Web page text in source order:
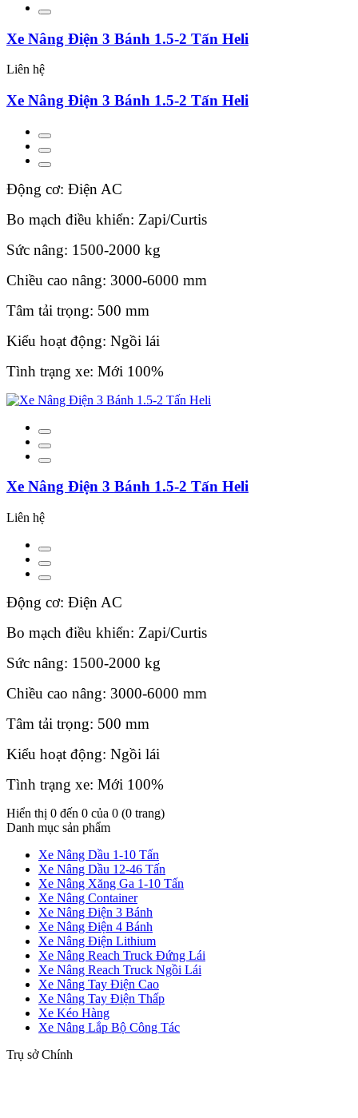
Xe Nâng Điện 3 Bánh 1.5-2 Tấn Heli
Liên hệ
Xe Nâng Điện 3 Bánh 1.5-2 Tấn Heli
Động cơ: Điện AC
Bo mạch điều khiển: Zapi/Curtis
Sức nâng: 1500-2000 kg
Chiều cao nâng: 3000-6000 mm
Tâm tải trọng: 500 mm
Kiểu hoạt động: Ngồi lái
Tình trạng xe: Mới 100%
Xe Nâng Điện 3 Bánh 1.5-2 Tấn Heli
Liên hệ
Động cơ: Điện AC
Bo mạch điều khiển: Zapi/Curtis
Sức nâng: 1500-2000 kg
Chiều cao nâng: 3000-6000 mm
Tâm tải trọng: 500 mm
Kiểu hoạt động: Ngồi lái
Tình trạng xe: Mới 100%
Hiển thị 0 đến 0 của 0 (0 trang)
Danh mục sản phẩm
Xe Nâng Dầu 1-10 Tấn
Xe Nâng Dầu 12-46 Tấn
Xe Nâng Xăng Ga 1-10 Tấn
Xe Nâng Container
Xe Nâng Điện 3 Bánh
Xe Nâng Điện 4 Bánh
Xe Nâng Điện Lithium
Xe Nâng Reach Truck Đứng Lái
Xe Nâng Reach Truck Ngồi Lái
Xe Nâng Tay Điện Cao
Xe Nâng Tay Điện Thấp
Xe Kéo Hàng
Xe Nâng Lắp Bộ Công Tác
Trụ sở Chính